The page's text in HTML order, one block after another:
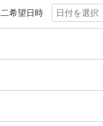
希望日時